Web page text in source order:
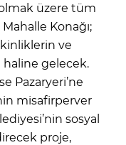
üzere tüm
Konağı;
ve
haline gelecek.
Pazaryeri’ne
misafirperver
sosyal
proje,